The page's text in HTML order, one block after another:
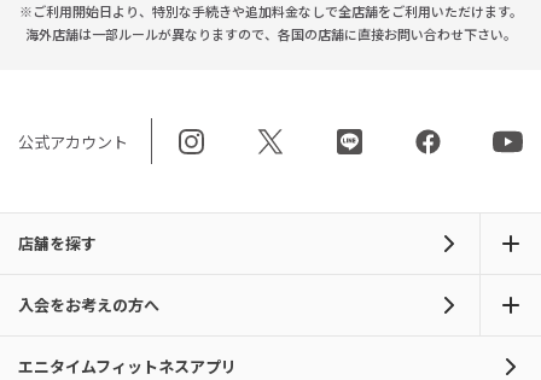
※ご利用開始日より、特別な手続きや追加料金なしで全店舗をご利用いただけます。
海外店舗は一部ルールが異なりますので、 各国の店舗に直接お問い合わせ下さい。
公式アカウント
店舗を探す
入会をお考えの方へ
エニタイムフィットネスアプリ